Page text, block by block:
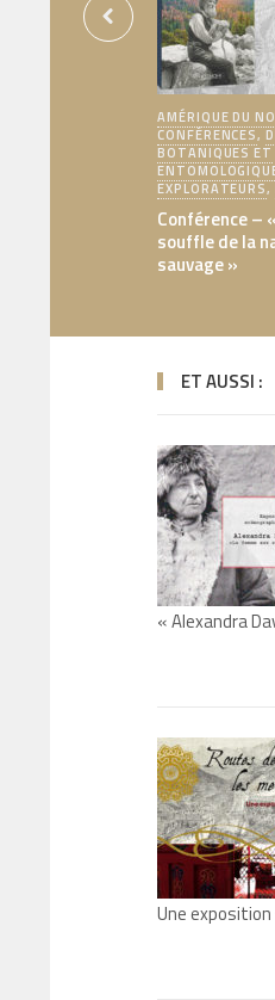
AMÉRIQUE DU
CONFÉRENCES,
BOTANIQUES ET
EXPLORATEURS,
Conférence –
souffle de la
sauvage »
ET AUSSI :
« Alexandra
Une